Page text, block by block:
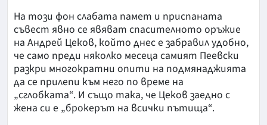
На този фон слабата памет и приспаната
съвест явно се явяват спасителното оръжие
на Андрей Цеков, който днес е забравил удобно,
че само преди няколко месеца самият Пеевски
разкри многократни опити на подмянаджията
да се прилепи към него по време на
„сглобката“. И също така, че Цеков заедно с
жена си е „брокерът на всички пътища“.